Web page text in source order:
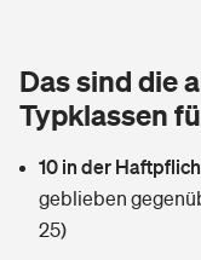
Tools
Wer versichert was:
Glasversicherung
Kinderinvalidität
Dread-Disease-
Zur Übersicht
Das sind die
Typklassen
10 in der
geblieben
25)